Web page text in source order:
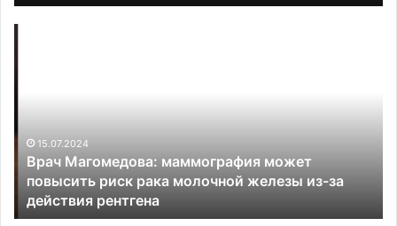
рака
молочной
железы
из-
за
15.07.2024
Врач Магомедова: маммография может
повысить риск рака молочной железы из-за
действия рентгена